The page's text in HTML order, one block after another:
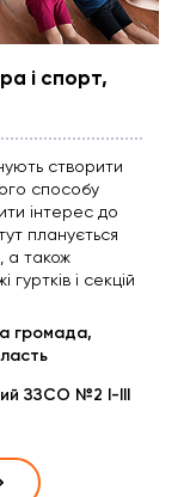
і спорт,
створити
способу
інтерес до
планується
а також
і секцій
громада,
ЗЗСО №2 І-ІІІ